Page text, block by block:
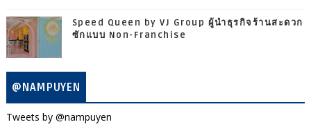
Speed Queen by VJ Group ผู้นำธุรกิจร้านสะดวก
ซักแบบ Non-Franchise
@NAMPUYEN
Tweets by @nampuyen